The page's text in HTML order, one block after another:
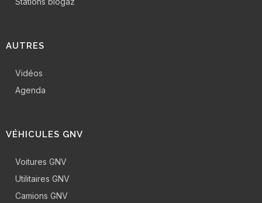
AUTRES
Vidéos
Agenda
VÉHICULES GNV
Voitures GNV
Utilitaires GNV
Camions GNV